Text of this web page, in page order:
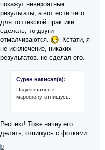
покажут невероятные
результаты, а вот если чего
для толтекской практики
сделать, то други
отмалчиваются.
Кстати, я
не исключение, никаких
результатов, не сделал его.
Сурен написал(а):
Подключаюсь к
марофону, отпишусь.
Респект! Тоже начну его
делать, отпишусь с фотками.
0